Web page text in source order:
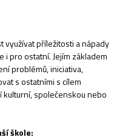
příležitosti a nápady
pro ostatní. Jejím základem
problémů, iniciativa,
s ostatními s cílem
společenskou nebo
škole: